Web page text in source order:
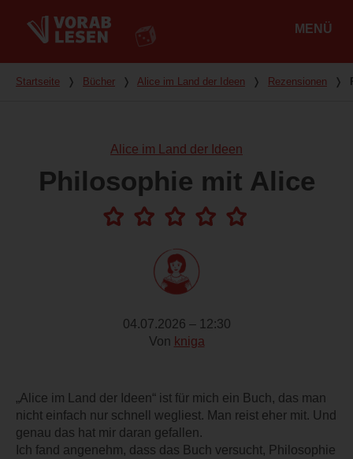
MENÜ
Du bist hier
Startseite ❭ Bücher ❭ Alice im Land der Ideen ❭ Rezensionen ❭
Alice im Land der Ideen
Philosophie mit Alice
04.07.2026 – 12:30
Von kniga
„Alice im Land der Ideen“ ist für mich ein Buch, das man
nicht einfach nur schnell wegliest. Man reist eher mit. Und
genau das hat mir daran gefallen.
Ich fand angenehm, dass das Buch versucht, Philosophie